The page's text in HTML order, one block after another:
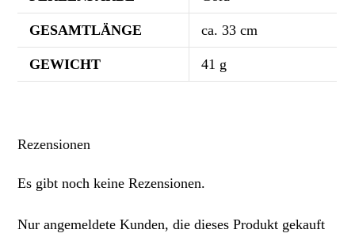
GESAMTLÄNGE ca. 33 cm
GEWICHT 41 g
Rezensionen
Es gibt noch keine Rezensionen.
Nur angemeldete Kunden, die dieses Produkt gekauft